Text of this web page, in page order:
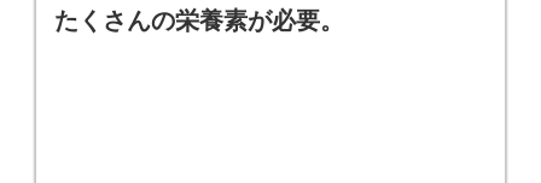
たくさんの栄養素が必要。